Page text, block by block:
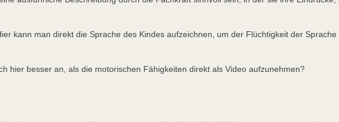
kann man direkt die Sprache des Kindes aufzeichnen, um der Flüchtigkeit der
hier besser an, als die motorischen Fähigkeiten direkt als Video aufzunehmen?